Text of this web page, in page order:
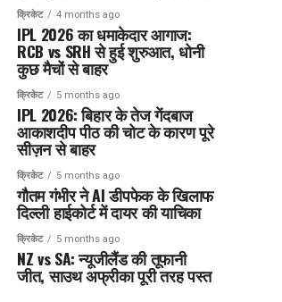
क्रिकेट 4 months ago
IPL 2026 का धमाकेदार आगाज:
RCB vs SRH से हुई शुरुआत, धोनी
कुछ मैचों से बाहर
क्रिकेट 5 months ago
IPL 2026: बिहार के तेज गेंदबाज
आकाशदीप पीठ की चोट के कारण पूरे
सीज़न से बाहर
क्रिकेट 5 months ago
गौतम गंभीर ने AI डीपफेक के खिलाफ
दिल्ली हाईकोर्ट में दायर की याचिका
क्रिकेट 5 months ago
NZ vs SA: न्यूजीलैंड की तूफानी
जीत, साउथ अफ्रीका पूरी तरह पस्त